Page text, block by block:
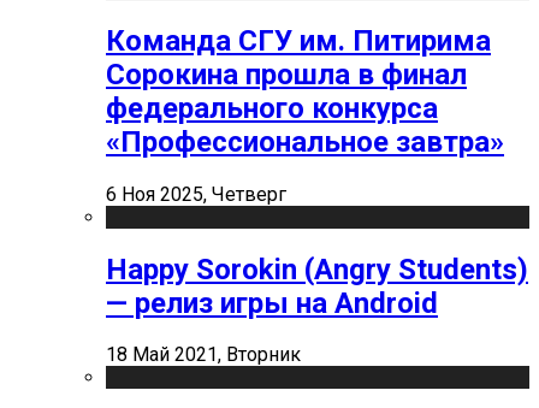
Команда СГУ им. Питирима
Сорокина прошла в финал
федерального конкурса
«Профессиональное завтра»
6 Ноя 2025, Четверг
Happy Sorokin (Angry Students)
— релиз игры на Android
18 Май 2021, Вторник